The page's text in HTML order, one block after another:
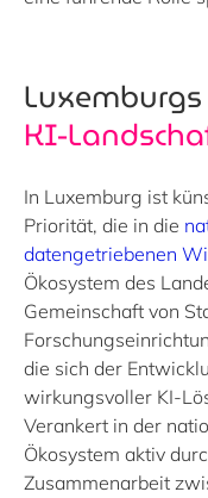
KI-
In Luxemburg ist
Priorität, die in die
datengetriebenen
Ökosystem des
Gemeinschaft von
die sich der
wirkungsvoller KI-
Verankert in der
Ökosystem aktiv
Zusammenarbeit